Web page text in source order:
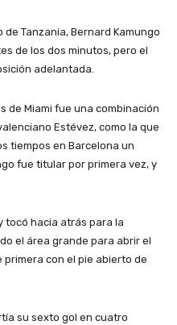
Tanzania, Bernard Kamungo
de los dos minutos, pero el
adelantada.
de Miami fue una combinación
Estévez, como la que
tiempos en Barcelona un
fue titular por primera vez, y
tocó hacia atrás para la
el área grande para abrir el
con el pie abierto de
su sexto gol en cuatro